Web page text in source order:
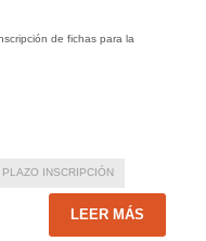
de fichas para la
PLAZO INSCRIPCIÓN
LEER MÁS